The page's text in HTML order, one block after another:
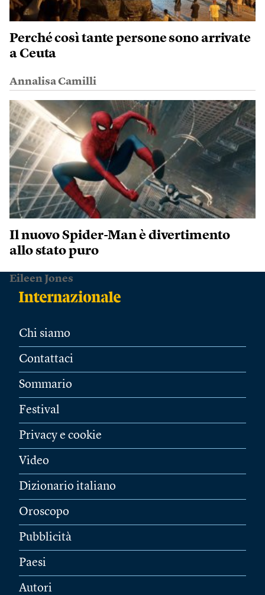
Perché così tante persone sono arrivate
a Ceuta
Annalisa Camilli
Il nuovo Spider-Man è divertimento
allo stato puro
Eileen Jones
Chi siamo
Contattaci
Sommario
Festival
Privacy e cookie
Video
Dizionario italiano
Oroscopo
Pubblicità
Paesi
Autori